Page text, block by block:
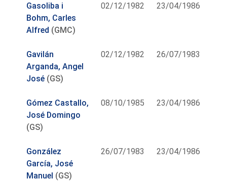
Gasoliba i
Bohm, Carles
Alfred (GMC)
02/12/1982 23/04/1986
Gavilán
Arganda, Angel
José (GS)
02/12/1982 26/07/1983
Gómez Castallo,
José Domingo
(GS)
08/10/1985 23/04/1986
González
García, José
Manuel (GS)
26/07/1983 23/04/1986